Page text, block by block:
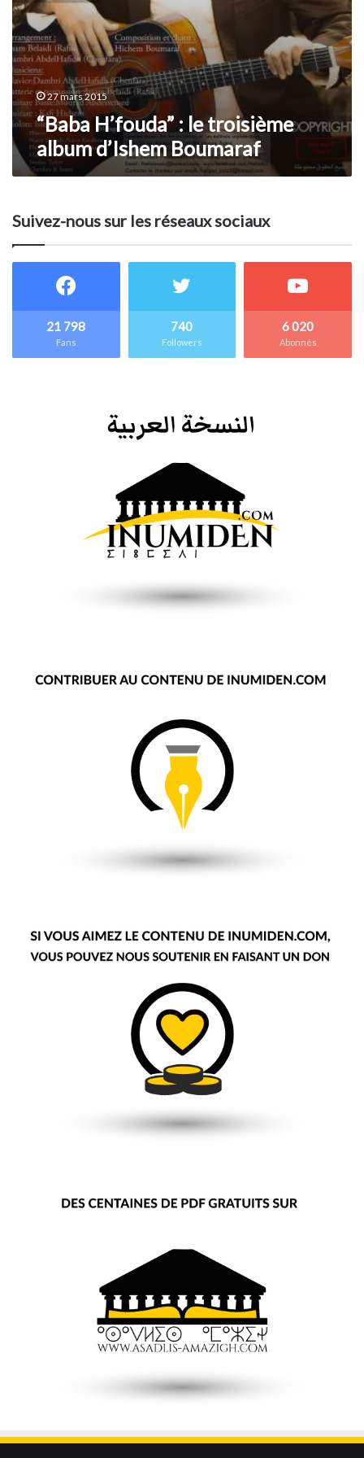
27 mars 2015
“Baba H’fouda” : le troisième
album d’Ishem Boumaraf
Suivez-nous sur les réseaux sociaux
21 798
Fans
740
Followers
6 020
Abonnés